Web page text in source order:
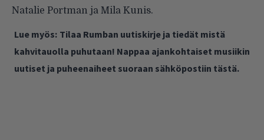
Natalie Portman ja Mila Kunis.
Lue myös: Tilaa Rumban uutiskirje ja tiedät mistä
kahvitauolla puhutaan! Nappaa ajankohtaiset musiikin
uutiset ja puheenaiheet suoraan sähköpostiin tästä.